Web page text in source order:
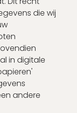
die wij
in digitale
andere